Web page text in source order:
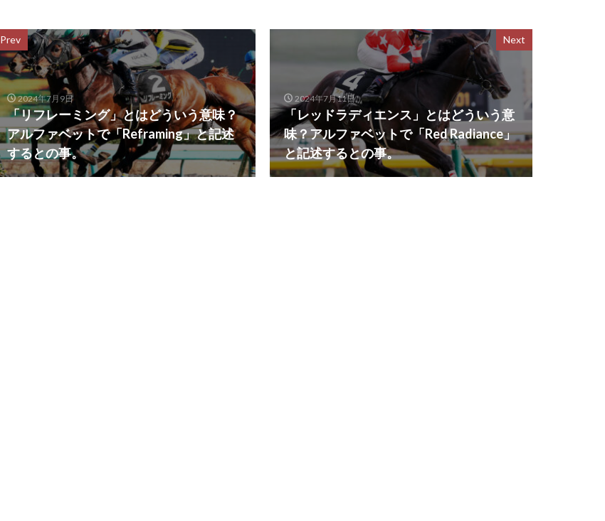
Prev
2024年7月9日
「リフレーミング」とはどういう意味？
アルファベットで「Reframing」と記述
するとの事。
Next
2024年7月11日
「レッドラディエンス」とはどういう意
味？アルファベットで「Red Radiance」
と記述するとの事。